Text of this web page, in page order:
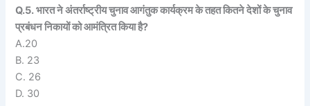
Q.5. भारत ने अंतर्राष्ट्रीय चुनाव आगंतुक कार्यक्रम के तहत कितने देशों के चुनाव
प्रबंधन निकायों को आमंत्रित किया है?
A.20
B. 23
C. 26
D. 30